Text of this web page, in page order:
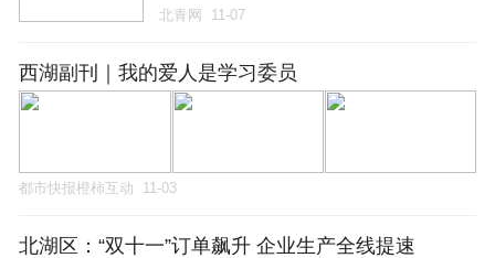
北青网 11-07
西湖副刊｜我的爱人是学习委员
都市快报橙柿互动 11-03
北湖区：“双十一”订单飙升 企业生产全线提速